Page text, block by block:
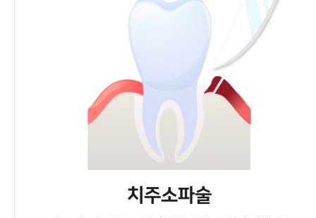
치주소파술